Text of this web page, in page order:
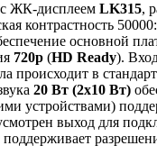
ЖК-дисплеем LK315,
контрастность
основной
720p (HD Ready).
происходит в
20 Вт (2х10 Вт)
устройствами)
выход для